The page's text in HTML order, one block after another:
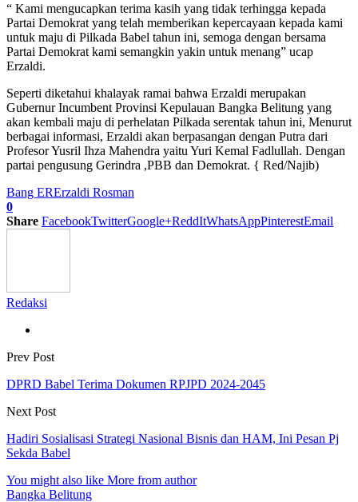
“ Kami mengucapkan terima kasih yang tidak terhingga kepada
Partai Demokrat yang telah memberikan kepercayaan kepada kami
untuk maju di Pilkada Babel tahun ini, semoga dengan bersama
Partai Demokrat kami semangkin yakin untuk menang” ucap
Erzaldi.
Seperti diketahui khalayak ramai bahwa Erzaldi merupakan
Gubernur Incumbent Provinsi Kepulauan Bangka Belitung yang
akan kembali maju di perhelatan Pilkada serentak tahun ini, Menurut
berbagai informasi, Erzaldi akan berpasangan dengan Putra dari
Profesor Yusril Ihza Mahendra yaitu Yuri Kemal Fadlullah. Dengan
partai pengusung Gerindra ,PBB dan Demokrat. { Red/Najib)
Bang ERErzaldi Rosman
0
Share FacebookTwitterGoogle+ReddItWhatsAppPinterestEmail
Redaksi
Prev Post
DPRD Babel Terima Dokumen RPJPD 2024-2045
Next Post
Hadiri Sosialisasi Strategi Nasional Bisnis dan HAM, Ini Pesan Pj
Sekda Babel
You might also like More from author
Bangka Belitung